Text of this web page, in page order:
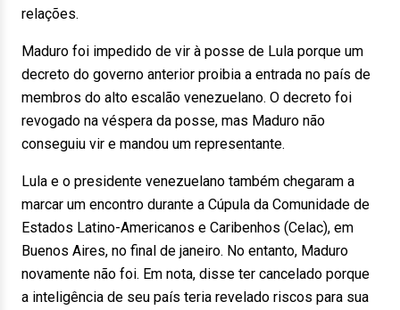
relações.
Maduro foi impedido de vir à posse de Lula porque um
decreto do governo anterior proibia a entrada no país de
membros do alto escalão venezuelano. O decreto foi
revogado na véspera da posse, mas Maduro não
conseguiu vir e mandou um representante.
Lula e o presidente venezuelano também chegaram a
marcar um encontro durante a Cúpula da Comunidade de
Estados Latino-Americanos e Caribenhos (Celac), em
Buenos Aires, no final de janeiro. No entanto, Maduro
novamente não foi. Em nota, disse ter cancelado porque
a inteligência de seu país teria revelado riscos para sua